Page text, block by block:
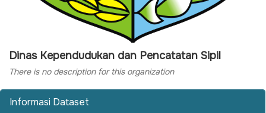
Dinas Kependudukan dan Pencatatan Sipil
There is no description for this organization
Informasi Dataset